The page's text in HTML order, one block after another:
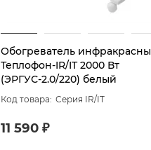
Обогреватель
Теплофон-IR/IT 2000 Вт
(ЭРГУС-2.0/220) белый
Серия IR/IT
11 590 ₽